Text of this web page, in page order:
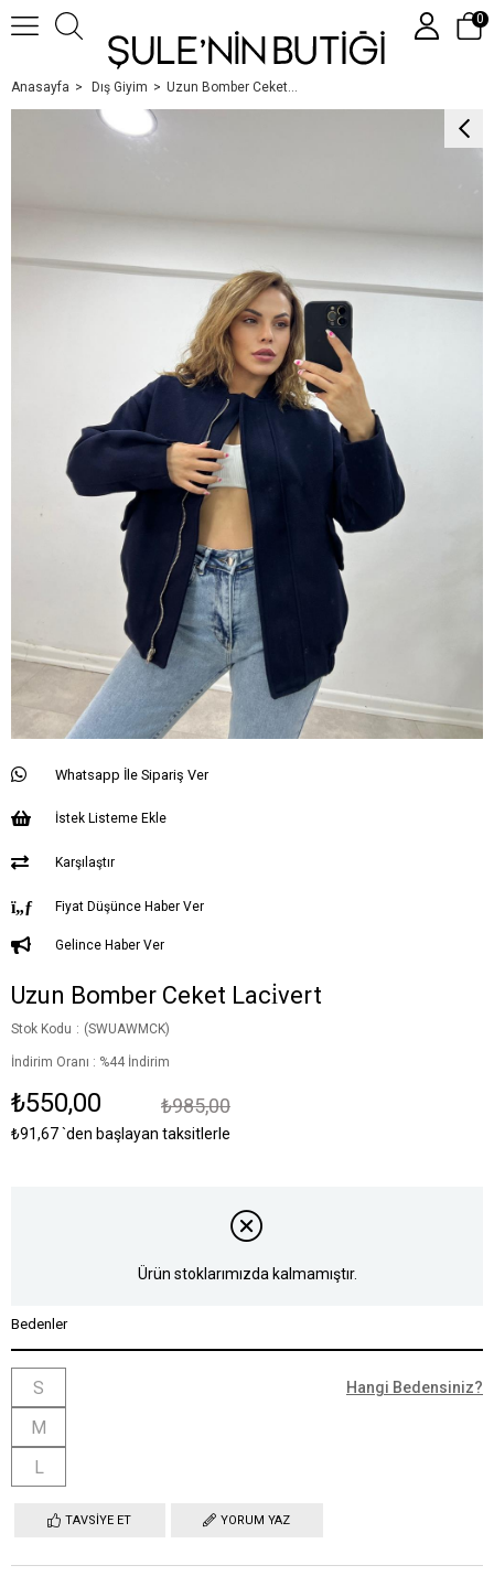
Üye Girişi
0
Anasayfa Dış Giyim Uzun Bomber Ceket Laci̇vert
Whatsapp İle Sipariş Ver
İstek Listeme Ekle
Karşılaştır
Fiyat Düşünce Haber Ver
Gelince Haber Ver
Uzun Bomber Ceket Laci̇vert
Stok Kodu (SWUAWMCK)
İndirim Oranı : %44 İndirim
₺985,00
₺550,00
₺91,67`den başlayan taksitlerle
Ürün stoklarımızda kalmamıştır.
Bedenler
S
M
L
Hangi Bedensiniz?
TAVSIYE ET YORUM YAZ